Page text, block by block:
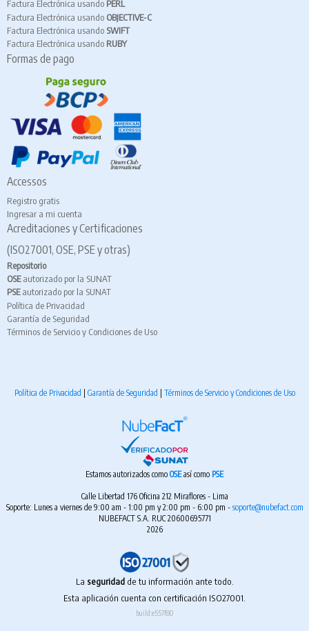
Factura Electrónica usando PERL
Factura Electrónica usando OBJECTIVE-C
Factura Electrónica usando SWIFT
Factura Electrónica usando RUBY
Formas de pago
Accessos
Registro gratis
Ingresar a mi cuenta
Acreditaciones y Certificaciones
(ISO27001, OSE, PSE y otras)
Repositorio
OSEautorizado por la SUNAT
PSEautorizado por la SUNAT
Política de Privacidad
Garantía de Seguridad
Términos de Servicio y Condiciones de Uso
Política de Privacidad | Garantía de Seguridad | Términos de Servicio y Condiciones de Uso
Estamos autorizados como OSEasí como PSE
Calle Libertad 176 Oficina 212 Miraflores - Lima
Soporte: Lunes a viernes de 9:00 am - 1:00 pm y 2:00 pm - 6:00 pm - soporte@nubefact.com
NUBEFACT S.A. RUC 20600695771
2026
La seguridadde tu información ante todo.
Esta aplicación cuenta con certificación ISO27001.
build:e557f80